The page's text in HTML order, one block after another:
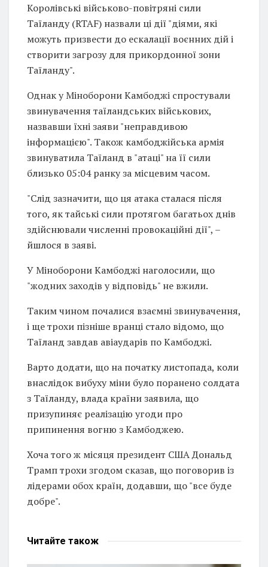
Королівські військово-повітряні сили
Таїланду (RTAF) назвали ці дії "діями, які
можуть призвести до ескалації воєнних дій і
створити загрозу для прикордонної зони
Таїланду".
Однак у Міноборони Камбоджі спростували
звинувачення таїландських військових,
назвавши їхні заяви "неправдивою
інформацією". Також камбоджійська армія
звинуватила Таїланд в "атаці" на її сили
близько 05:04 ранку за місцевим часом.
"Слід зазначити, що ця атака сталася після
того, як тайські сили протягом багатьох днів
здійснювали численні провокаційні дії", –
йшлося в заяві.
У Міноборони Камбоджі наголосили, що
"жодних заходів у відповідь" не вжили.
Таким чином почалися взаємні звинувачення,
і ще трохи пізніше вранці стало відомо, що
Таїланд завдав авіаударів по Камбоджі.
Варто додати, що на початку листопада, коли
внаслідок вибуху міни було поранено солдата
з Таїланду, влада країни заявила, що
призупиняє реалізацію угоди про
припинення вогню з Камбоджею.
Хоча того ж місяця президент США Дональд
Трамп трохи згодом сказав, що поговорив із
лідерами обох країн, додавши, що "все буде
добре".
Читайте також